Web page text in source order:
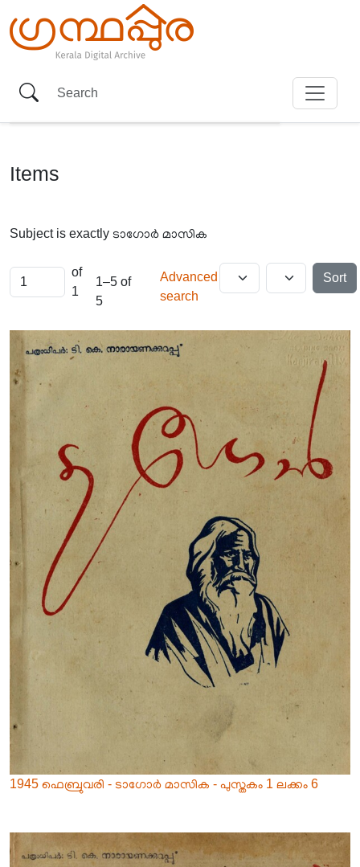
Items
Subject is exactly ടാഗോർ മാസിക
of
1
1–5 of
5
Advanced
search
Sort
1945 ഫെബ്രുവരി - ടാഗോർ മാസിക - പുസ്തകം 1 ലക്കം 6